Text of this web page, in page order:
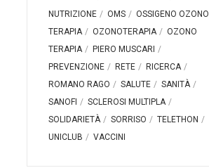
NUTRIZIONE
OMS
OSSIGENO OZONO
TERAPIA
OZONOTERAPIA
OZONO
TERAPIA
PIERO MUSCARI
PREVENZIONE
RETE
RICERCA
ROMANO RAGO
SALUTE
SANITÀ
SANOFI
SCLEROSI MULTIPLA
SOLIDARIETÀ
SORRISO
TELETHON
UNICLUB
VACCINI